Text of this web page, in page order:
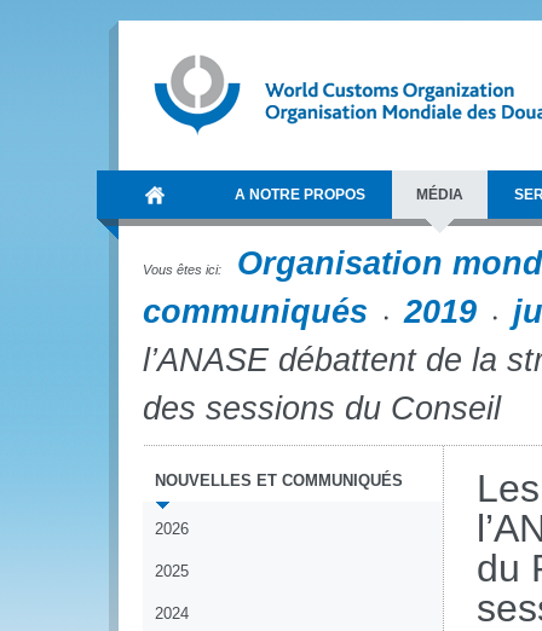
A NOTRE PROPOS MÉDIA
Vous êtes ici:
Organisation
communiqués
2019
l’ANASE débattent de la
des sessions du Conseil
NOUVELLES ET COMMUNIQUÉS
2026
2025
2024
du